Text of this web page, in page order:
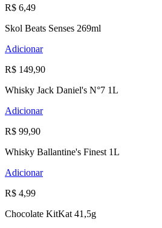
R$ 6,49
Skol Beats Senses 269ml
Adicionar
R$ 149,90
Whisky Jack Daniel's N°7 1L
Adicionar
R$ 99,90
Whisky Ballantine's Finest 1L
Adicionar
R$ 4,99
Chocolate KitKat 41,5g